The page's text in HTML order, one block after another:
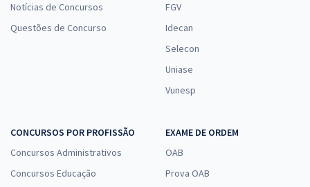
Notícias de Concursos
Questões de Concurso
FGV
Idecan
Selecon
Uniase
Vunesp
CONCURSOS POR PROFISSÃO
Concursos Administrativos
Concursos Educação
EXAME DE ORDEM
OAB
Prova OAB